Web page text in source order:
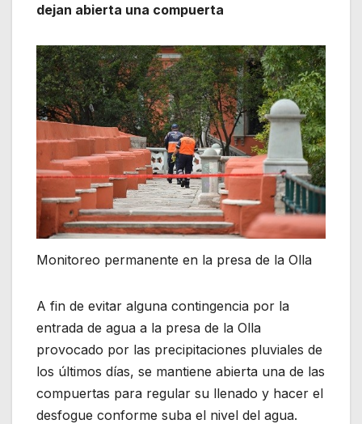
dejan abierta una compuerta
Monitoreo permanente en la presa de la Olla
A fin de evitar alguna contingencia por la
entrada de agua a la presa de la Olla
provocado por las precipitaciones pluviales de
los últimos días, se mantiene abierta una de las
compuertas para regular su llenado y hacer el
desfogue conforme suba el nivel del agua.